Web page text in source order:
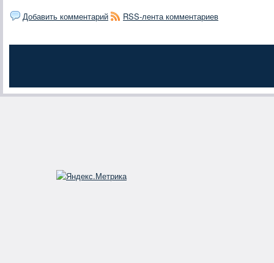
Добавить комментарий RSS-лента комментариев